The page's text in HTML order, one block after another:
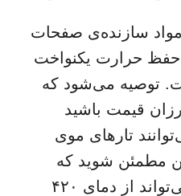
مواد سازنده‌ی صفحات
حرارت یکنواخت
توصیه می‌شود که
قیمت باشید
تارهای موی
مطمئن شوید که
کالای خریداری شده نمی‌تواند از دمای ۴۲۰